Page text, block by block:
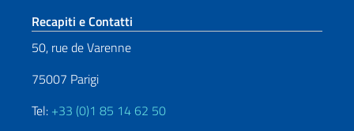
Sezione footer
Recapiti e Contatti
50, rue de Varenne
75007 Parigi
Tel: +33 (0)1 85 14 62 50